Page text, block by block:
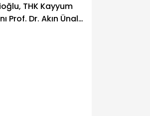
THK Kayyum
Prof. Dr. Akın Ünal’ı